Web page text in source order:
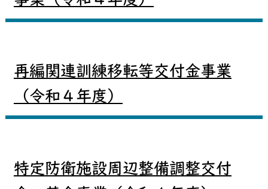
再編関連訓練移転等交付金事業
（令和４年度）
特定防衛施設周辺整備調整交付